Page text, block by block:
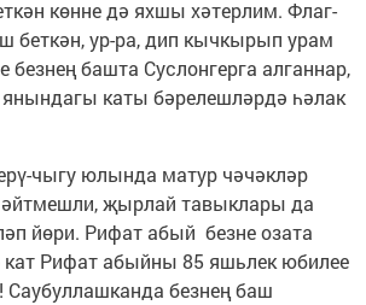
көнне дә яхшы хәтерлим. Флаг-
беткән, ур-ра, дип кычкырып урам
безнең башта Суслонгерга алганнар,
каты бәрелешләрдә һәлак
чыгу юлында матур чәчәкләр
әйтмешли, җырлай тавыклары да
йөри. Рифат абый безне озата
Рифат абыйны 85 яшьлек юбилее
безнең баш